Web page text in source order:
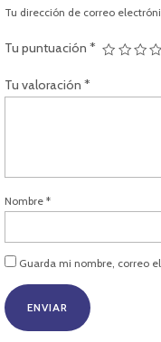
Tu dirección de correo
Tu puntuación*
Tu valoración*
Nombre*
Guarda mi nombre, correo